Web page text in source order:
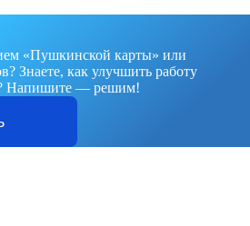
«Пушкинской карты» или
Знаете, как улучшить работу
Напишите — решим!